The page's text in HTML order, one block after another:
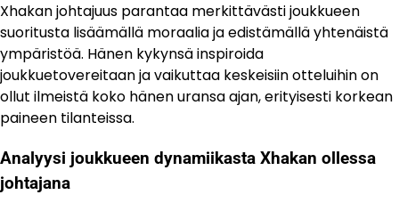
Xhakan johtajuus parantaa merkittävästi joukkueen
suoritusta lisäämällä moraalia ja edistämällä yhtenäistä
ympäristöä. Hänen kykynsä inspiroida
joukkuetovereitaan ja vaikuttaa keskeisiin otteluihin on
ollut ilmeistä koko hänen uransa ajan, erityisesti korkean
paineen tilanteissa.
Analyysi joukkueen dynamiikasta Xhakan ollessa
johtajana